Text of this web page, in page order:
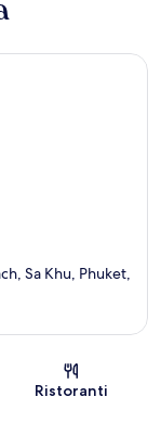
Sa Khu, Phuket,
Ristoranti